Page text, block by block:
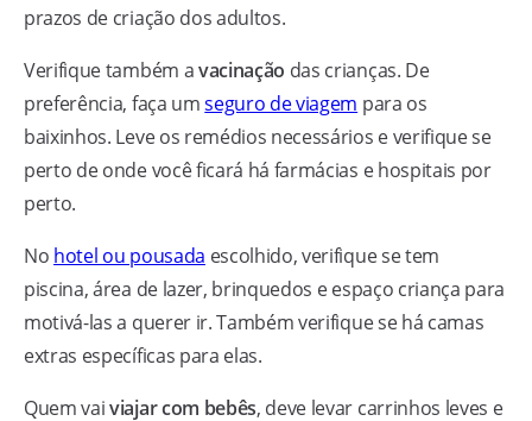
prazos de criação dos adultos.
Verifique também avacinação das crianças. De
preferência, faça umseguro de viagem para os
baixinhos. Leve os remédios necessários e verifique se
perto de onde você ficará há farmácias e hospitais por
perto.
No hotel ou pousada escolhido, verifique se tem
piscina, área de lazer, brinquedos e espaço criança para
motivá-las a querer ir. Também verifique se há camas
extras específicas para elas.
Quem vaiviajar com bebês, deve levar carrinhos leves e